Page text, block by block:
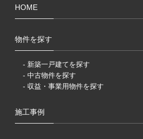
HOME
物件を探す
- 新築一戸建てを探す
- 中古物件を探す
- 収益・事業用物件を探す
施工事例